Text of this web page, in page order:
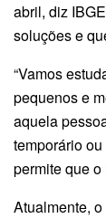
abril, diz
soluções e
“Vamos
pequenos e
aquela
temporário
permite que o
Atualmente,